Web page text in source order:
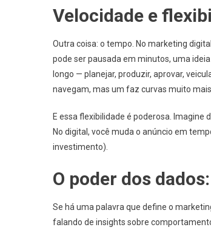
Velocidade e
Outra coisa: o tempo. No marketing
pode ser pausada em minutos, uma
longo — planejar, produzir, aprovar,
navegam, mas um faz curvas muito mais
E essa flexibilidade é poderosa.
No digital, você muda o anúncio em
investimento).
O poder dos
Se há uma palavra que define o
falando de insights sobre